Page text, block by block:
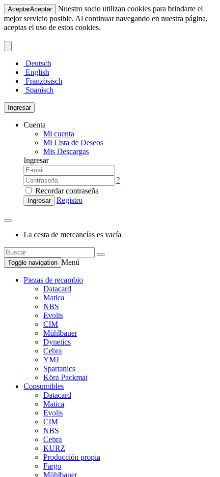
AceptarAceptar
Nuestro socio utilizan cookies para brindarte el
mejor servicio posible. Al continuar navegando en nuestra página,
aceptas el uso de estos cookies.
Deutsch
English
Französisch
Spanisch
Ingresar
Cuenta
Mi cuenta
Mi Lista de Deseos
Mis Descargas
Ingresar
?
Recordar contraseña
Ingresar Registro
La cesta de mercancías es vacía
Toggle navigation Menú
Piezas de recambio
Datacard
Matica
NBS
Evolis
CIM
Mühlbauer
Dynetics
Cebra
YMJ
Spartanics
Köra Packmat
Consumibles
Datacard
Matica
Evolis
CIM
NBS
Cebra
KURZ
Producción propia
Fargo
Mühlbauer